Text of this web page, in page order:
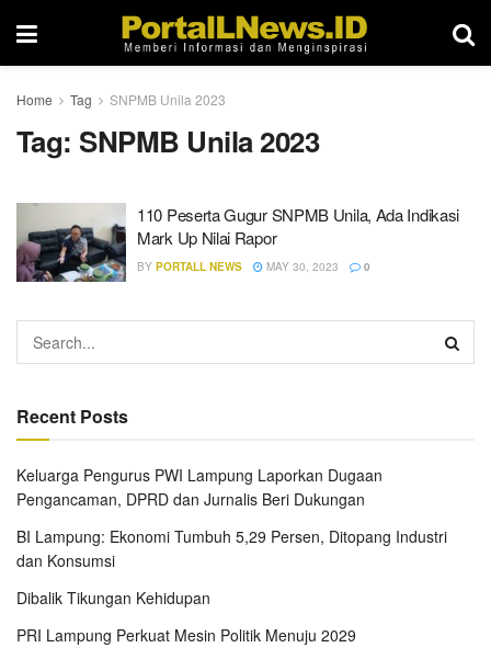
Home Tag SNPMB Unila 2023
Tag: SNPMB Unila 2023
110 Peserta Gugur SNPMB Unila, Ada Indikasi
Mark Up Nilai Rapor
BY PORTALL NEWS MAY 30, 2023 0
Recent Posts
Keluarga Pengurus PWI Lampung Laporkan Dugaan
Pengancaman, DPRD dan Jurnalis Beri Dukungan
BI Lampung: Ekonomi Tumbuh 5,29 Persen, Ditopang Industri
dan Konsumsi
Dibalik Tikungan Kehidupan
PRI Lampung Perkuat Mesin Politik Menuju 2029